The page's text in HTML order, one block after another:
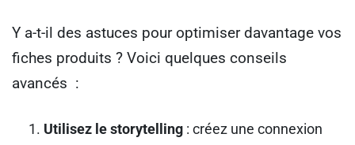
Y a-t-il des astuces pour optimiser davantage vos
fiches produits ? Voici quelques conseils
avancés :
Utilisez le storytelling : créez une connexion